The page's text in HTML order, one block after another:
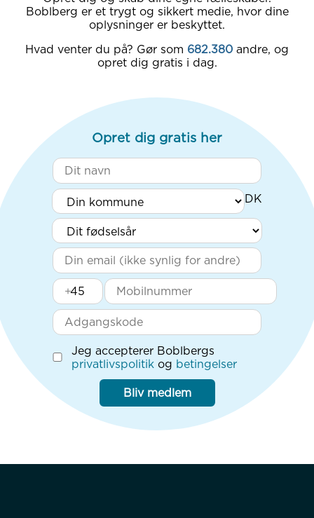
Boblberg er et trygt og sikkert medie, hvor dine
oplysninger er beskyttet.
Hvad venter du på? Gør som 682.380 andre, og
opret dig gratis i dag.
Opret dig gratis her
+
Jeg accepterer Boblbergs
privatlivspolitik og betingelser
Bliv medlem